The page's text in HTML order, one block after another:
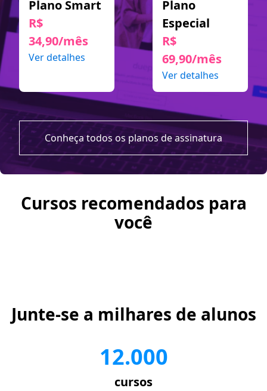
Plano Smart
R$
34,90/mês
Ver detalhes
Plano
Especial
R$
69,90/mês
Ver detalhes
Conheça todos os planos de assinatura
Cursos recomendados para
você
Junte-se a milhares de alunos
12.000
cursos